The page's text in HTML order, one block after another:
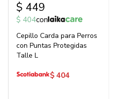
$ 449
$ 404con
Cepillo Carda para Perros
con Puntas Protegidas
Talle L
$ 404